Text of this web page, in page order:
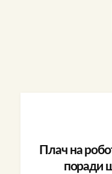
Плач на
поради